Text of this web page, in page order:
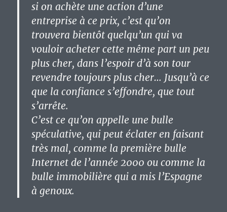
si on achète une action d’une
entreprise à ce prix, c’est qu’on
trouvera bientôt quelqu’un qui va
vouloir acheter cette même part un peu
plus cher, dans l’espoir d’à son tour
revendre toujours plus cher… Jusqu’à ce
que la confiance s’effondre, que tout
s’arrête.
C’est ce qu’on appelle une bulle
spéculative, qui peut éclater en faisant
très mal, comme la première bulle
Internet de l’année 2000 ou comme la
bulle immobilière qui a mis l’Espagne
à genoux.